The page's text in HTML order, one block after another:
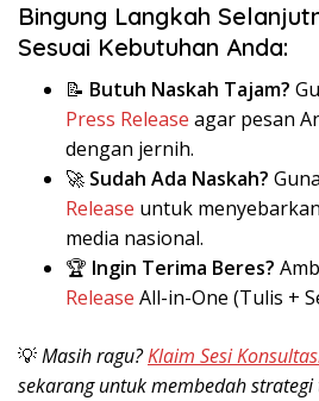
Bingung Langkah
Sesuai Kebutuhan Anda:
📝 Butuh Naskah Tajam?
Press Release agar pesan
dengan jernih.
🚀 Sudah Ada Naskah?
Release untuk
media nasional.
🏆 Ingin Terima Beres?
Release All-in-One (Tulis +
💡Masih ragu?Klaim Sesi
sekarang untuk membedah